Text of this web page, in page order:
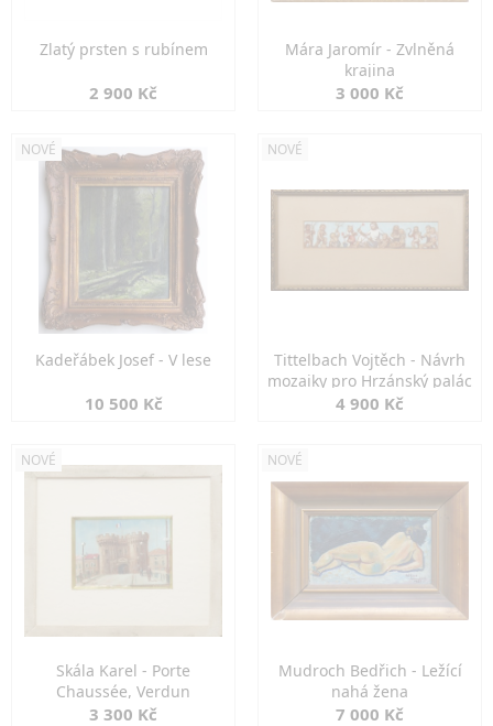
Zlatý prsten s rubínem
2 900 Kč
Mára Jaromír - Zvlněná
krajina
3 000 Kč
NOVÉ
Kadeřábek Josef - V lese
10 500 Kč
NOVÉ
Tittelbach Vojtěch - Návrh
mozaiky pro Hrzánský palác
4 900 Kč
NOVÉ
Skála Karel - Porte
Chaussée, Verdun
3 300 Kč
NOVÉ
Mudroch Bedřich - Ležící
nahá žena
7 000 Kč